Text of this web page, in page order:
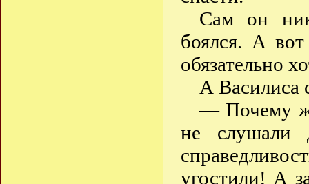
Сам он
боялся. А
обязательно
А Василиса
— Почему
не
угостили! А